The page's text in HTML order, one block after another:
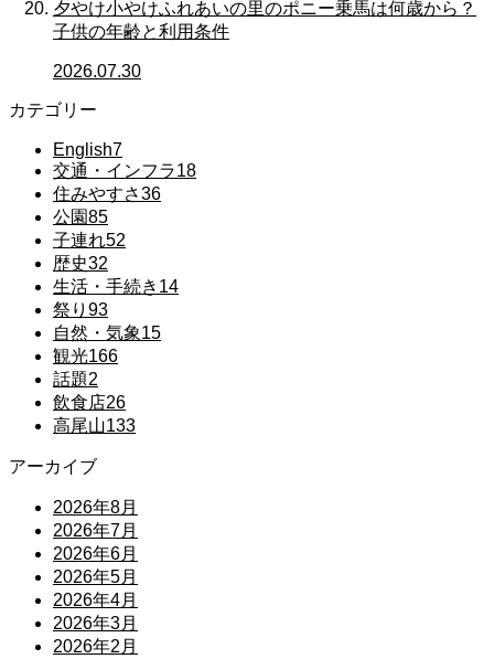
夕やけ小やけふれあいの里のポニー乗馬は何歳から？
子供の年齢と利用条件
2026.07.30
カテゴリー
English7
交通・インフラ18
住みやすさ36
公園85
子連れ52
歴史32
生活・手続き 14
祭り 93
自然・気象15
観光166
話題2
飲食店26
高尾山133
アーカイブ
2026年8月
2026年7月
2026年6月
2026年5月
2026年4月
2026年3月
2026年2月